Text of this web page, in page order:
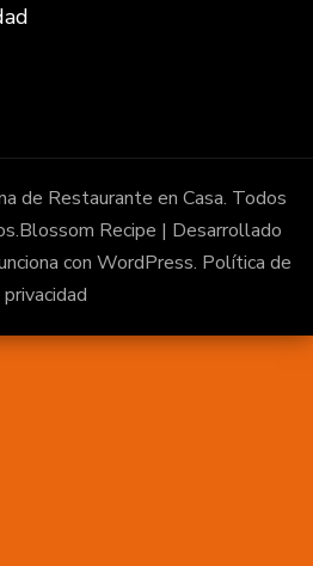
de Restaurante en Casa. Todos
Blossom Recipe | Desarrollado
con WordPress. Política de
privacidad